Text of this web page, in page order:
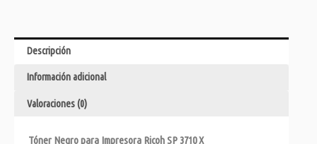
Descripción
Información adicional
Valoraciones (0)
Tóner Negro para Impresora Ricoh SP 3710 X